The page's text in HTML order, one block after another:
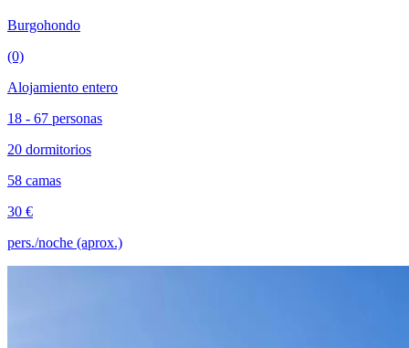
Burgohondo
(0)
Alojamiento entero
18 - 67 personas
20 dormitorios
58 camas
30 €
pers./noche (aprox.)